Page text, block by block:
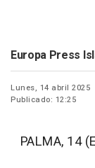
Europa Press
Lunes, 14 abril 2025
Publicado: 12:25
PALMA, 14